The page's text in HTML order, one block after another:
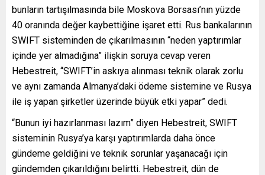
bunların tartışılmasında bile Moskova Borsası’nın yüzde
40 oranında değer kaybettiğine işaret etti. Rus bankalarının
SWIFT sisteminden de çıkarılmasının “neden yaptırımlar
içinde yer almadığına” ilişkin soruya cevap veren
Hebestreit, “SWIFT’in askıya alınması teknik olarak zorlu
ve aynı zamanda Almanya’daki ödeme sistemine ve Rusya
ile iş yapan şirketler üzerinde büyük etki yapar” dedi.
“Bunun iyi hazırlanması lazım” diyen Hebestreit, SWIFT
sisteminin Rusya’ya karşı yaptırımlarda daha önce
gündeme geldiğini ve teknik sorunlar yaşanacağı için
gündemden çıkarıldığını belirtti. Hebestreit, dün de